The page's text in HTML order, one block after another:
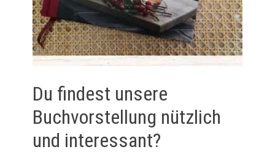
Du findest unsere
Buchvorstellung nützlich
und interessant?